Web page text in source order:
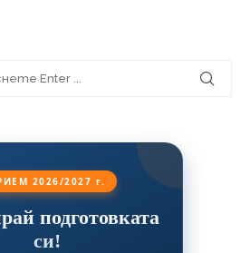
2026/2027 г.
подготовката
си!